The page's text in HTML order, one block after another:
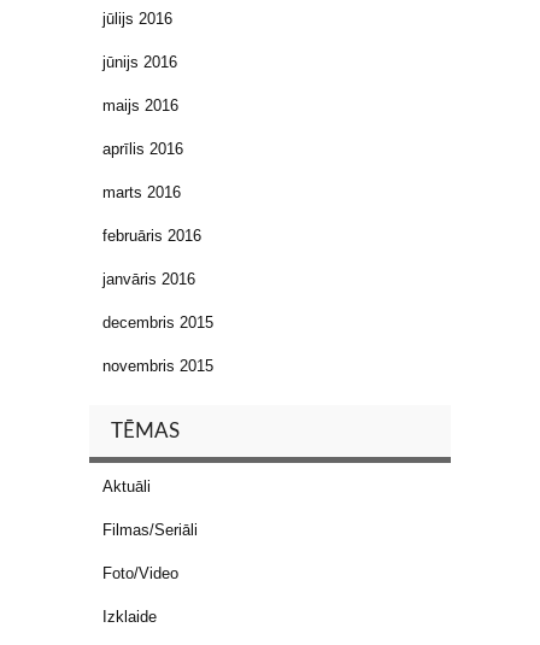
jūlijs 2016
jūnijs 2016
maijs 2016
aprīlis 2016
marts 2016
februāris 2016
janvāris 2016
decembris 2015
novembris 2015
TĒMAS
Aktuāli
Filmas/Seriāli
Foto/Video
Izklaide